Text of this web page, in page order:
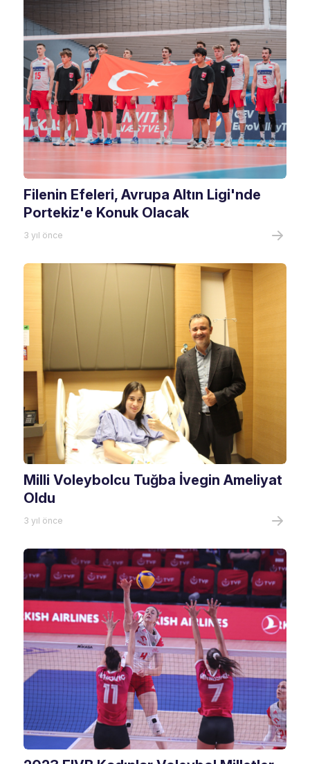
Filenin Efeleri, Avrupa Altın Ligi'nde
Portekiz'e Konuk Olacak
3 yıl önce
Milli Voleybolcu Tuğba İvegin Ameliyat
Oldu
3 yıl önce